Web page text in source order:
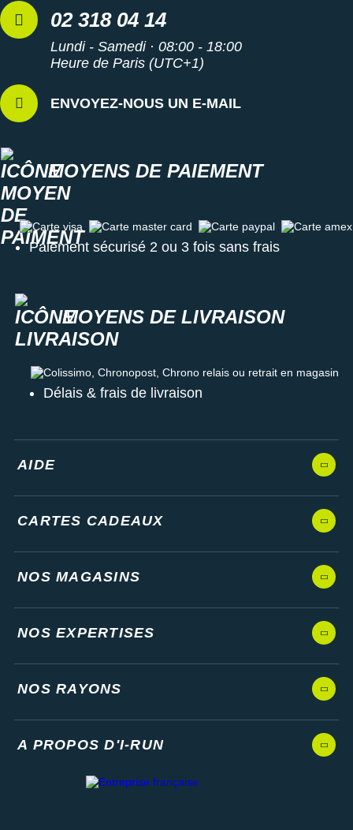
02 318 04 14
Lundi - Samedi · 08:00 - 18:00
Heure de Paris (UTC+1)
ENVOYEZ-NOUS UN E-MAIL
MOYENS DE PAIEMENT
Carte visa Carte master card Carte paypal Carte amex
Paiement sécurisé 2 ou 3 fois sans frais
MOYENS DE LIVRAISON
Colissimo, Chronopost, Chrono relais ou retrait en magasin
Délais & frais de livraison
AIDE
CARTES CADEAUX
NOS MAGASINS
NOS EXPERTISES
NOS RAYONS
A PROPOS D'I-RUN